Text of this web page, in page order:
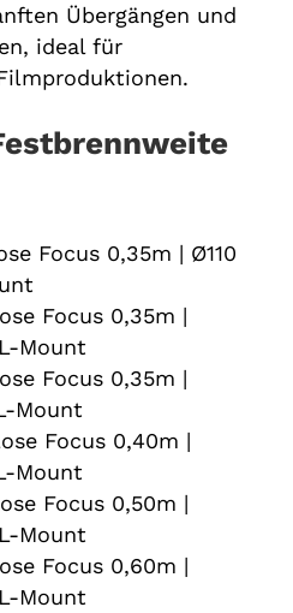
Übergängen und
ideal für
Focus 0,35m | Ø110
Focus 0,35m |
Mount
Focus 0,35m |
Mount
Focus 0,40m |
Mount
Focus 0,50m |
Mount
Focus 0,60m |
Mount